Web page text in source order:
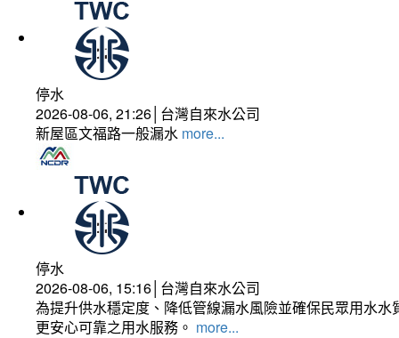
停水
2026-08-06, 21:26│台灣自來水公司
新屋區文福路一般漏水 more...
停水
2026-08-06, 15:16│台灣自來水公司
為提升供水穩定度、降低管線漏水風險並確保民眾用水
更安心可靠之用水服務。 more...